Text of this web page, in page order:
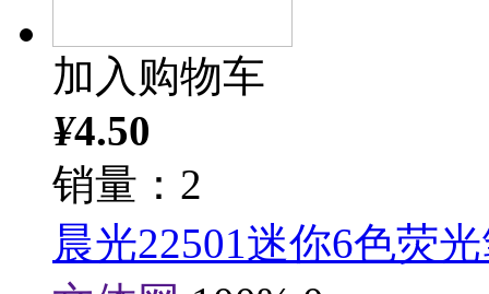
加入购物车
¥4.50
销量：2
晨光22501迷你6色荧